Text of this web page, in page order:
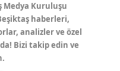
Medya Kuruluşu
haberleri,
analizler ve özel
Bizi takip edin ve